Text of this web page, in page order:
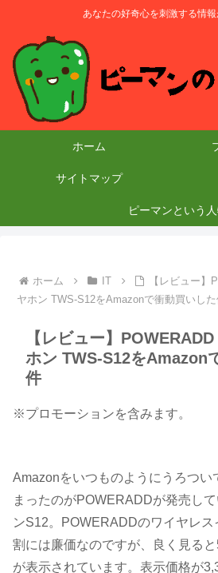
あなたの好奇心を刺激する情報
ホーム
サイトマップ
ピーマンという
ホーム IT
【レビュー】
ヤホン TWS-S12をAmazonで衝動買いし
【レビュー】
ホン TWS-S12をAmazon
件
※プロモーションを含みます。
Amazonをいつものようにうろつい
まったのがPOWERADDが発売し
ンS12。POWERADDのワイヤレ
割には廉価なのですが、良く見る
が表示されています。表示価格が